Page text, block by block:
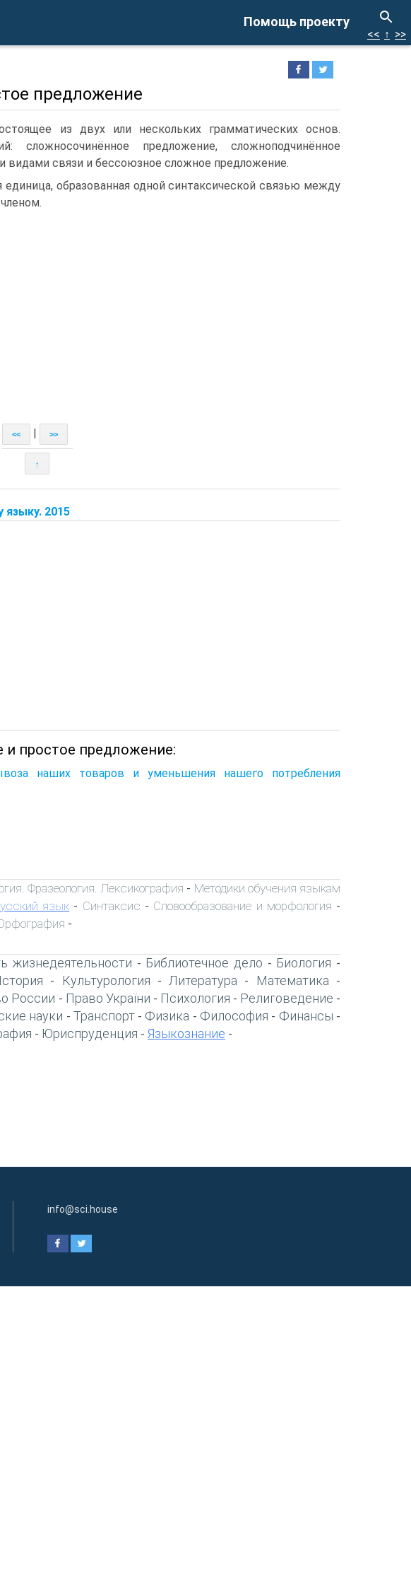
Помощь проекту
<< ↑ >>
предложение
из двух или нескольких грамматических основ.
предложение, сложноподчинённое
связи и бессоюзное сложное предложение.
образованная одной синтаксической связью между
<< >>
↑
языку. 2015
простое предложение:
наших товаров и уменьшения нашего потребления
Фразеология. Лексикография - Методики обучения языкам
язык - Синтаксис - Словообразование и морфология -
-
жизнедеятельности - Библиотечное дело - Биология -
- Культурология - Литература - Математика -
России - Право України - Психология - Религоведение -
науки - Транспорт- Физика - Философия - Финансы -
- Юриспруденция - Языкознание -
info@sci.house